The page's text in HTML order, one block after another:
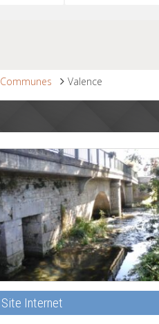
Communes Valence
Site Internet